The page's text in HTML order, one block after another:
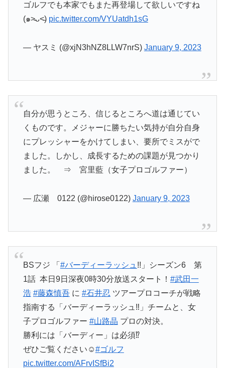
ゴルフでも本家でもまた再登場して欲しいですね
(๑˃̵ᴗ˂̵) pic.twitter.com/VYUatdh1sG
— ヤスミ (@xjN3hNZ8LLW7nrS) January 9, 2023
自分が思うところ、信じるところへ道は通じてい
くものです。メジャーに勝ちたい気持が自分自身
にプレッシャーをかけてしまい、要所でミスがで
ました。しかし、成長するための課題が見つかり
ました。 ⇒ 宮里藍（女子プロゴルファー）
— 広瀬 0122 (@hirose0122) January 9, 2023
BSフジ 「 #バーディーラッシュ !!」シーズン6 第
1話 本日9日深夜0時30分放送スタート！ #武田一
浩 #藤森慎吾に #石井忍 ツアープロコーチが戦略
指南する「バーディーラッシュ‼」チームと、女
子プロゴルファー #山路晶 プロの対決。
勝利には「バーディー」は必須⁉
ぜひご覧ください☺️#ゴルフ
pic.twitter.com/AFrvISfBi2